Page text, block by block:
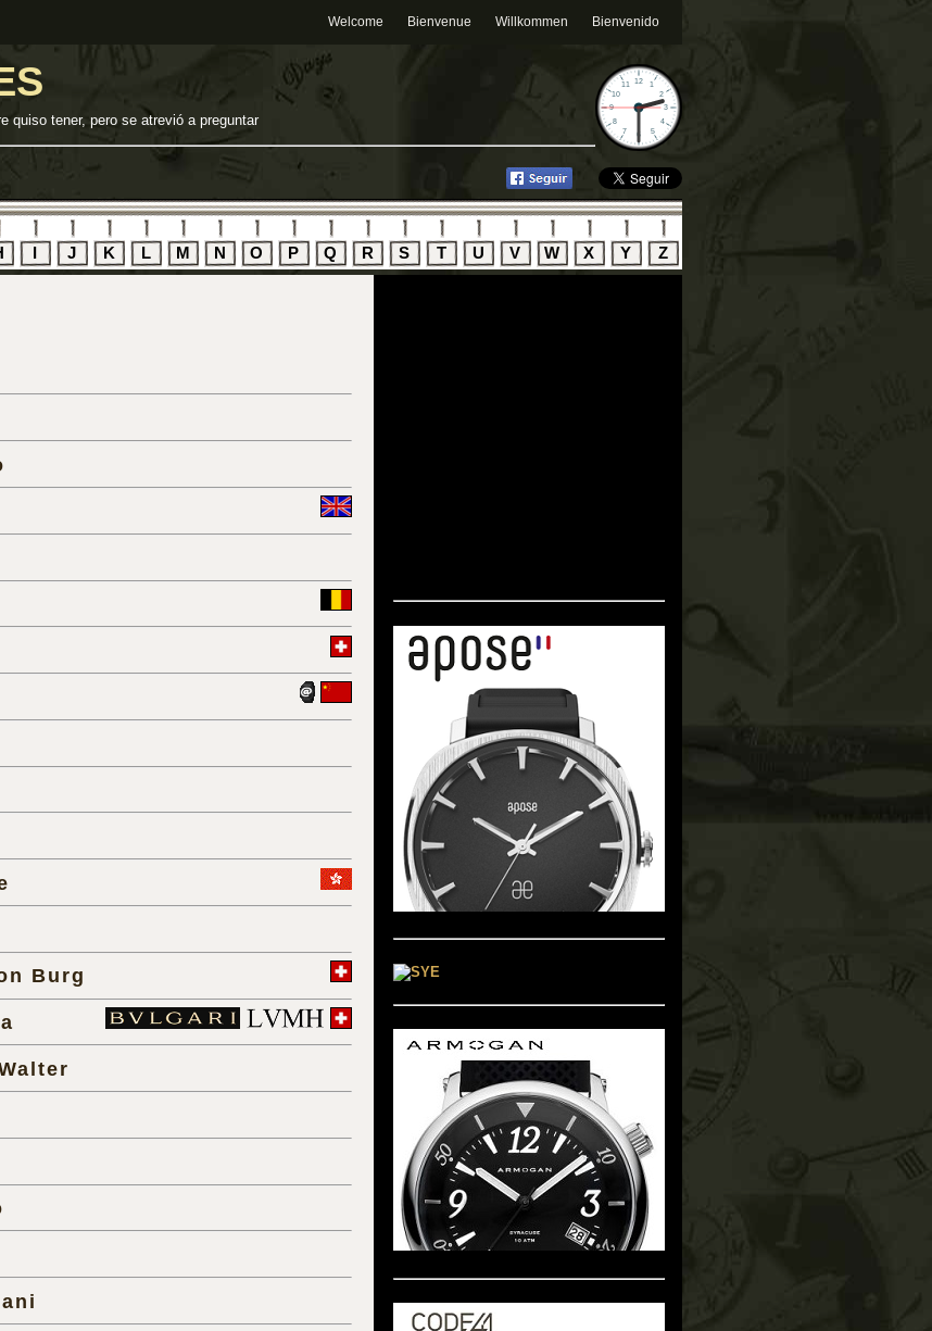
Bienvenido
Willkommen
Bienvenue
Welcome
quiso tener, pero se atrevió a preguntar
I J K L M N O P Q R S T U V W X Y Z
Burg